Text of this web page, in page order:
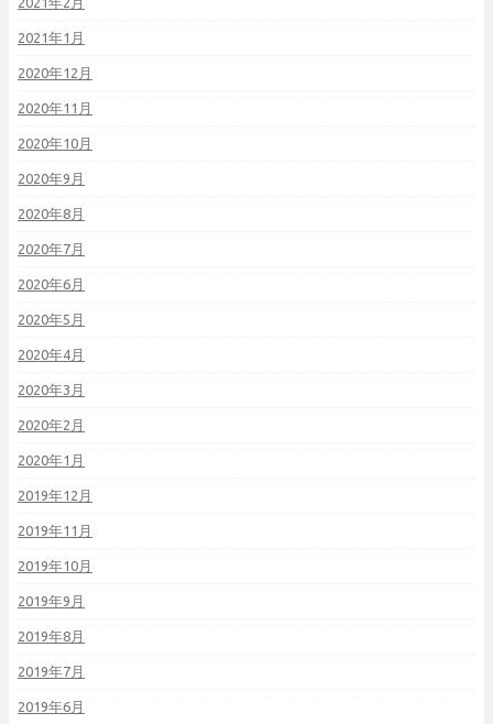
2021年1月
2020年12月
2020年11月
2020年10月
2020年9月
2020年8月
2020年7月
2020年6月
2020年5月
2020年4月
2020年3月
2020年2月
2020年1月
2019年12月
2019年11月
2019年10月
2019年9月
2019年8月
2019年7月
2019年6月